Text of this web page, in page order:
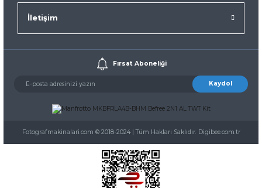
İletişim
Fırsat Aboneliği
Kaydol
Fotografmakinalari.com © 2018-2024 | Tüm Hakları Saklıdır. Digibee.com.tr